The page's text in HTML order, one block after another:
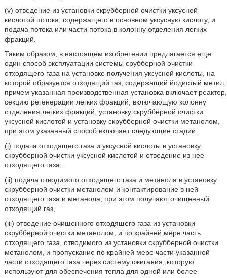
(v) отведение из установки скрубберной очистки уксусной
кислотой потока, содержащего в основном уксусную кислоту, и
подача потока или части потока в колонну отделения легких
фракций.
Таким образом, в настоящем изобретении предлагается еще
один способ эксплуатации системы срубберной очистки
отходящего газа на установке получения уксусной кислоты, на
которой образуется отходящий газ, содержащий йодистый метил,
причем указанная производственная установка включает реактор,
секцию регенерации легких фракций, включающую колонну
отделения легких фракций, установку скрубберной очистки
уксусной кислотой и установку скрубберной очистки метанолом,
при этом указанный способ включает следующие стадии:
(i) подача отходящего газа и уксусной кислоты в установку
скрубберной очистки уксусной кислотой и отведение из нее
отходящего газа,
(ii) подача отводимого отходящего газа и метанола в установку
скрубберной очистки метанолом и контактирование в ней
отходящего газа и метанола, при этом получают очищенный
отходящий газ,
(iii) отведение очищенного отходящего газа из установки
скрубберной очистки метанолом, и по крайней мере часть
отходящего газа, отводимого из установки скрубберной очистки
метанолом, и пропускание по крайней мере части указанной
части отходящего газа через систему сжигания, которую
используют для обеспечения тепла для одной или более